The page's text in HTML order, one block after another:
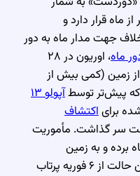
فراتر از ماه قرار دارد و
جهت مدار ماه به دور
ماه
، اوریون در ۲۸
خود از زمین (کمی بیش از
آپولو ۱۳
برایاکتشاف
سر گذاشت. مأموریت
برده و به زمین
بازمی‌گرداند، قرار است در سریع‌ترین حالت از ۶ فوریه پرتاب